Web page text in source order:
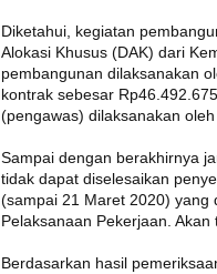
Diketahui, kegiatan
Alokasi Khusus (DAK) dari
pembangunan dilaksanakan
kontrak sebesar
(pengawas) dilaksanakan
Sampai dengan berakhirnya
tidak dapat diselesaikan
(sampai 21 Maret 2020) yang
Pelaksanaan Pekerjaan.
Berdasarkan hasil